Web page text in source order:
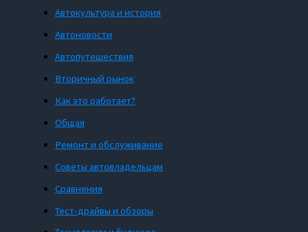
Автокультура и история
Автоновости
Автопутешествия
Вторичный рынок
Как это работает?
Общая
Ремонт и обслуживание
Советы автовладельцам
Сравнения
Тест-драйвы и обзоры